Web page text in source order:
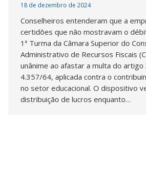
18 de dezembro de 2024
Conselheiros entenderam que a
certidões que não mostravam o
1ª Turma da Câmara Superior do
Administrativo de Recursos Fiscais
unânime ao afastar a multa do artigo
4.357/64, aplicada contra o
no setor educacional. O dispositivo
distribuição de lucros enquanto…